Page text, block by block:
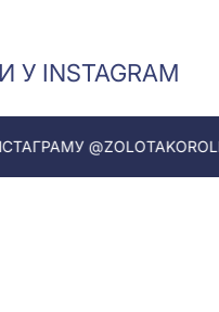
найбажаніші прикраси не
замком .
У INSTAGRAM